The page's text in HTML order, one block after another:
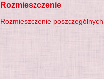
Rozmieszczenie
Rozmieszczenie